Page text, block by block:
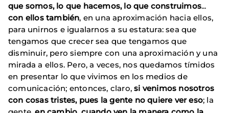
que somos, lo que hacemos, lo que construimos...
con ellos también, en una aproximación hacia ellos,
para unirnos e igualarnos a su estatura: sea que
tengamos que crecer sea que tengamos que
disminuir, pero siempre con una aproximación y una
mirada a ellos. Pero, a veces, nos quedamos tímidos
en presentar lo que vivimos en los medios de
comunicación; entonces, claro,si venimos nosotros
con cosas tristes, pues la gente no quiere ver eso; la